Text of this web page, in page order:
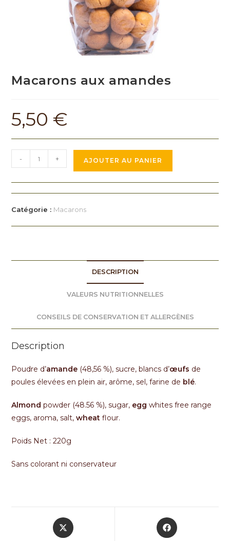
Macarons aux amandes
5,50 €
- + AJOUTER AU PANIER
Catégorie : Macarons
DESCRIPTION
VALEURS NUTRITIONNELLES
CONSEILS DE CONSERVATION ET ALLERGÈNES
Description
Poudre d’amande (48,56 %), sucre, blancs d’œufs de
poules élevées en plein air, arôme, sel, farine de blé.
Almondpowder (48.56 %), sugar, eggwhites free range
eggs, aroma, salt,wheatflour.
Poids Net : 220g
Sans colorant ni conservateur